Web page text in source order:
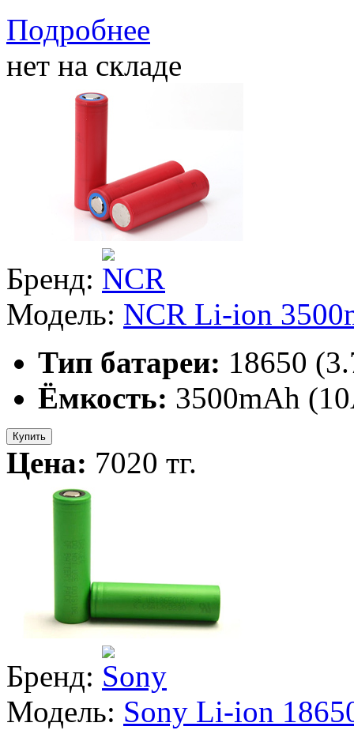
Подробнее
нет на складе
Бренд:
Модель: NCR Li-ion
Тип батареи: 18650
Ёмкость: 3500mAh
Купить
Цена: 7020 тг.
Бренд:
Модель: Sony Li-ion